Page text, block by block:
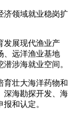
领域就业稳岗扩
展现代渔业产
、远洋渔业基地
涉海就业空间。
壮大海洋药物和
深海勘探开发、海
和认定。